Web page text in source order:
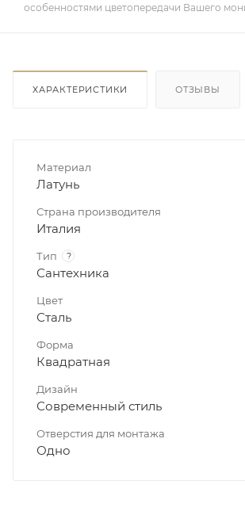
особенностями цветопередачи Вашего
ХАРАКТЕРИСТИКИ ОТЗЫВЫ
Материал
Латунь
Страна производителя
Италия
Тип ?
Сантехника
Цвет
Сталь
Форма
Квадратная
Дизайн
Современный стиль
Отверстия для монтажа
Одно